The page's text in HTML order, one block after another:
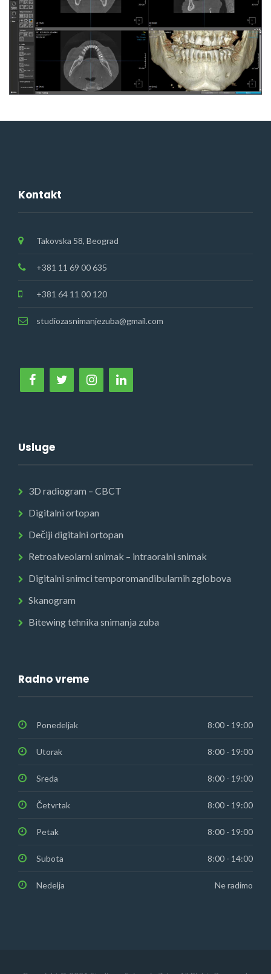
Kontakt
Takovska 58, Beograd
+381 11 69 00 635
+381 64 11 00 120
studiozasnimanjezuba@gmail.com
Usluge
3D radiogram – CBCT
Digitalni ortopan
Dečiji digitalni ortopan
Retroalveolarni snimak – intraoralni snimak
Digitalni snimci temporomandibularnih zglobova
Skanogram
Bitewing tehnika snimanja zuba
Radno vreme
Ponedeljak 8:00 - 19:00
Utorak 8:00 - 19:00
Sreda 8:00 - 19:00
Četvrtak 8:00 - 19:00
Petak 8:00 - 19:00
Subota 8:00 - 14:00
Nedelja Ne radimo